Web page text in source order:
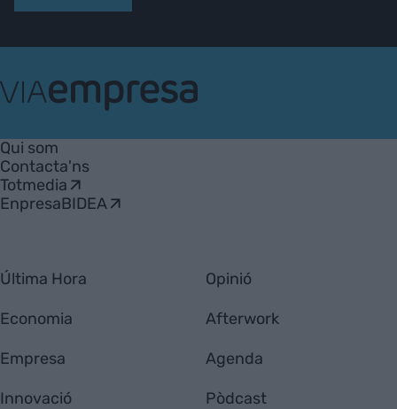
Empresa
Qui som
Contacta'ns
Totmedia
EnpresaBIDEA
Última Hora
Economia
Empresa
Innovació
Opinió
Afterwork
Agenda
Pòdcast